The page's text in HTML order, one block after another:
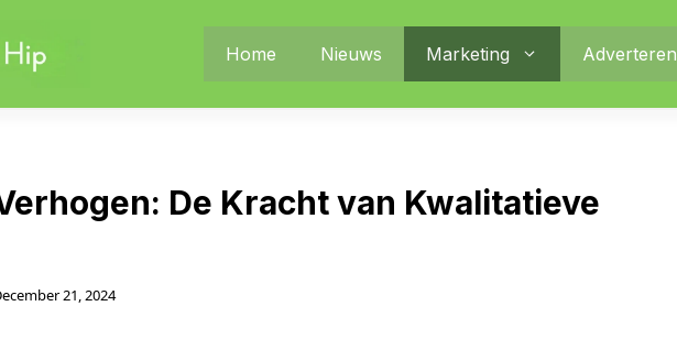
Home Nieuws Marketing Adverteren
De Kracht van Kwalitatieve
21, 2024